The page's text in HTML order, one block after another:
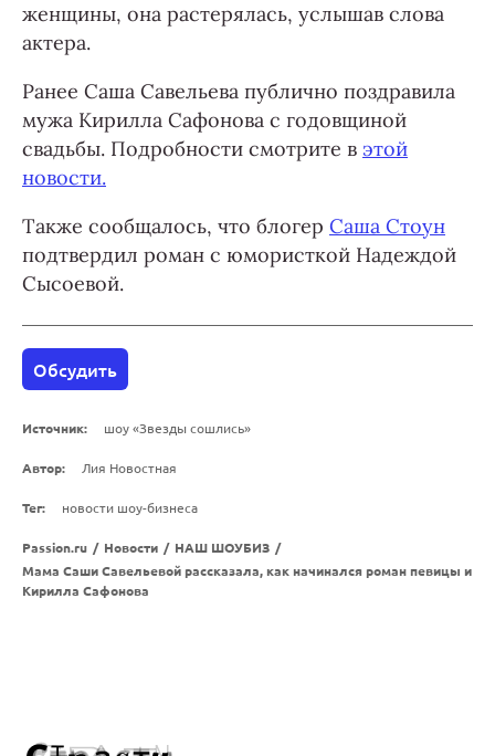
женщины, она растерялась, услышав слова
актера.
Ранее Саша Савельева публично поздравила
мужа Кирилла Сафонова с годовщиной
свадьбы. Подробности смотрите в этой
новости.
Также сообщалось, что блогер Саша Стоун
подтвердил роман с юмористкой Надеждой
Сысоевой.
Обсудить
Источник: шоу «Звезды сошлись»
Автор: Лия Новостная
Тег: новости шоу-бизнеса
Passion.ru / Новости / НАШ ШОУБИЗ /
Мама Саши Савельевой рассказала, как начинался роман певицы и
Кирилла Сафонова